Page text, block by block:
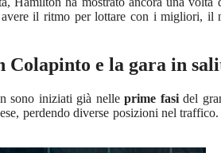
avere il ritmo per lottare con i migliori, il
Colapinto e la gara in
sono iniziati già nelleprime fasidel
perdendo diverse posizioni nel